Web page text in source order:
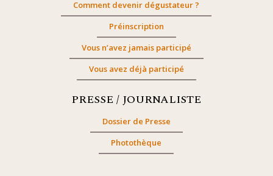
Comment devenir dégustateur ?
Préinscription
Vous n’avez jamais participé
Vous avez déjà participé
PRESSE / JOURNALISTE
Dossier de Presse
Photothèque